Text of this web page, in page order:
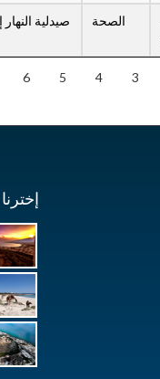
الصحة
صيدلية النهار
3
4
5
6